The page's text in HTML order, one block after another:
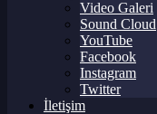
Video Galeri
Sound Cloud
YouTube
Facebook
Instagram
Twitter
İletişim